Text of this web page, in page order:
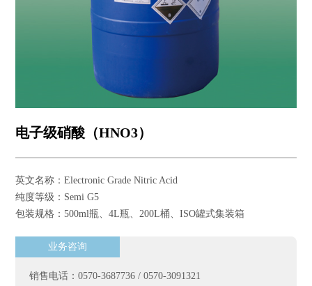
电子级硝酸（HNO3）
英文名称：Electronic Grade Nitric Acid
纯度等级：Semi G5
包装规格：500ml瓶、4L瓶、200L桶、ISO罐式集装箱
业务咨询
销售电话：0570-3687736 / 0570-3091321